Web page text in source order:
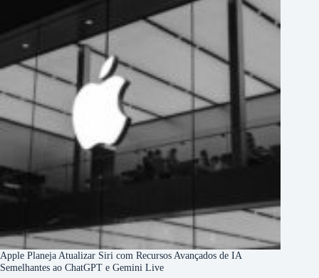
Apple Planeja Atualizar Siri com Recursos Avançados de IA
Semelhantes ao ChatGPT e Gemini Live